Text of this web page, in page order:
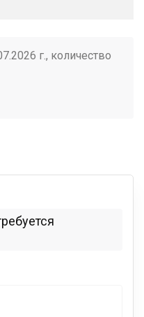
г., количество